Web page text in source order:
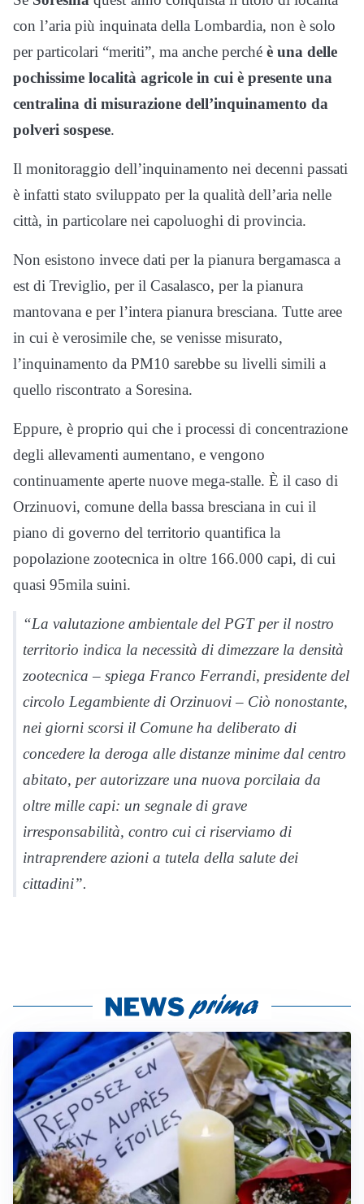
con l’aria più inquinata della Lombardia, non è solo
per particolari “meriti”, ma anche perché è una delle
pochissime località agricole in cui è presente una
centralina di misurazione dell’inquinamento da
polveri sospese.
Il monitoraggio dell’inquinamento nei decenni passati
è infatti stato sviluppato per la qualità dell’aria nelle
città, in particolare nei capoluoghi di provincia.
Non esistono invece dati per la pianura bergamasca a
est di Treviglio, per il Casalasco, per la pianura
mantovana e per l’intera pianura bresciana. Tutte aree
in cui è verosimile che, se venisse misurato,
l’inquinamento da PM10 sarebbe su livelli simili a
quello riscontrato a Soresina.
Eppure, è proprio qui che i processi di concentrazione
degli allevamenti aumentano, e vengono
continuamente aperte nuove mega-stalle. È il caso di
Orzinuovi, comune della bassa bresciana in cui il
piano di governo del territorio quantifica la
popolazione zootecnica in oltre 166.000 capi, di cui
quasi 95mila suini.
“La valutazione ambientale del PGT per il nostro
territorio indica la necessità di dimezzare la densità
zootecnica – spiega Franco Ferrandi, presidente del
circolo Legambiente di Orzinuovi – Ciò nonostante,
nei giorni scorsi il Comune ha deliberato di
concedere la deroga alle distanze minime dal centro
abitato, per autorizzare una nuova porcilaia da
oltre mille capi: un segnale di grave
irresponsabilità, contro cui ci riserviamo di
intraprendere azioni a tutela della salute dei
cittadini”.